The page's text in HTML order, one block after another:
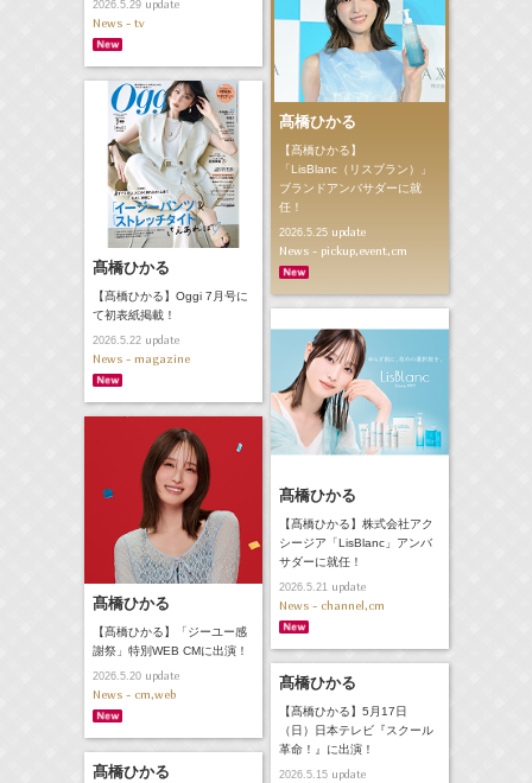
2026.5.29update
News - tv
髙橋ひかる
【髙橋ひかる】
「LisBlanc（リスブラン）」
ブランドアンバサダーに就
任！
2026.5.25update
News - pickup,event,cm
髙橋ひかる
【髙橋ひかる】Oggi 7月号に
て初表紙掲載！
2026.5.22update
News - magazine
髙橋ひかる
【髙橋ひかる】株式会社アク
シージア「LisBlanc」アンバ
サダーに就任！
2026.5.21update
News - channel,cm
髙橋ひかる
【髙橋ひかる】「ジーユー感
謝祭」特別WEB CMに出演！
2026.5.20update
News - cm,web
髙橋ひかる
【髙橋ひかる】5月17日
（日）日本テレビ『スクール
革命！』に出演！
2026.5.15update
髙橋ひかる